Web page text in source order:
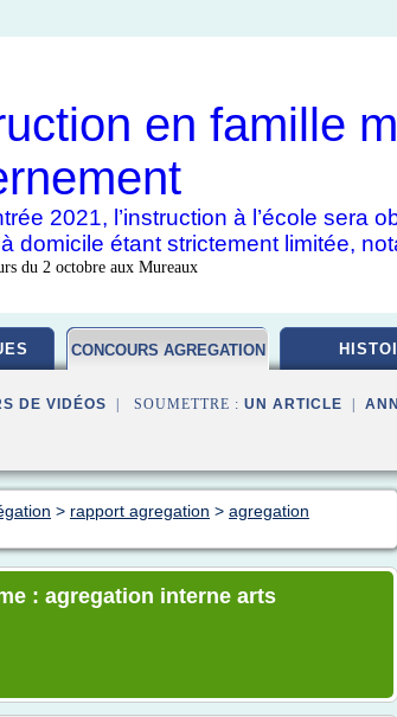
en famille
2021, l’instruction à l’école sera
à domicile étant strictement limitée,
du 2 octobre aux Mureaux
CONCOURS AGREGATION
DE VIDÉOS | SOUMETTRE : UN ARTICLE
> rapport agregation > agregation
: agregation interne arts